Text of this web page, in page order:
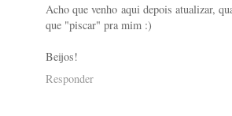
Acho que venho aqui depois atualizar,
que "piscar" pra mim :)
Beijos!
Responder